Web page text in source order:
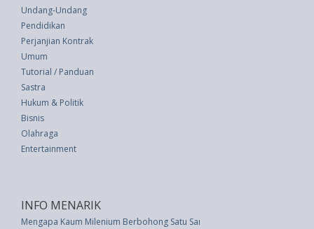
Undang-Undang
Pendidikan
Perjanjian Kontrak
Umum
Tutorial / Panduan
Sastra
Hukum & Politik
Bisnis
Olahraga
Entertainment
INFO MENARIK
Mengapa Kaum Milenium Berbohong Satu Sama Lain di Media Sosial?